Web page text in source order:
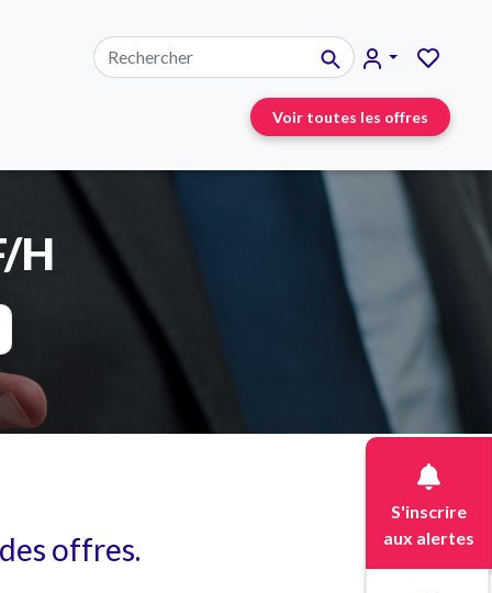
Voir toutes les offres
S'inscrire
aux alertes
H
offres.